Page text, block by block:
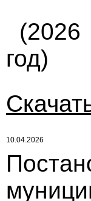
(2026
год)
10.04.2026